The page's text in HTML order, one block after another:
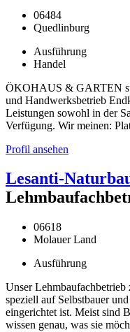
06484
Quedlinburg
Ausführung
Handel
ÖKOHAUS & GARTEN
und Handwerksbetrieb
Leistungen sowohl in der
Verfügung. Wir meinen:
Profil ansehen
Lesanti-
06618
Molauer Land
Ausführung
Unser Lehmbaufachbetrieb
speziell auf Selbstbauer
eingerichtet ist. Meist sind
wissen genau, was sie